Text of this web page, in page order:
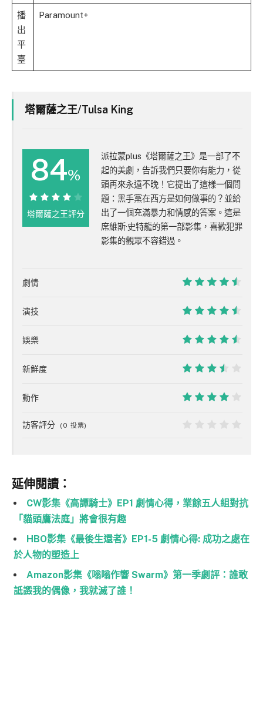
播
出
平
臺
Paramount+
塔爾薩之王/Tulsa King
84%
84%
塔爾薩之王評分
派拉蒙plus《塔爾薩之王》是一部了不
起的美劇，告訴我們只要你有能力，從
頭再來永遠不晚！它提出了這樣一個問
題：黑手黨在西方是如何做事的？並給
出了一個充滿暴力和情感的答案。這是
席維斯·史特龍的第一部影集，喜歡犯罪
影集的觀眾不容錯過。
劇情
演技
娛樂
新鮮度
動作
訪客評分 ( 0 投票)
延伸閱讀：
CW影集《高譚騎士》EP1 劇情心得，業餘五人組對抗
「貓頭鷹法庭」將會很有趣
HBO影集《最後生還者》EP1-5 劇情心得: 成功之處在
於人物的塑造上
Amazon影集《嗡嗡作響 Swarm》第一季劇評：誰敢
詆譭我的偶像，我就滅了誰！